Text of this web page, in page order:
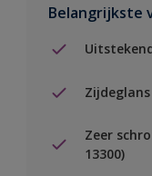
Belangrijkste
Zeer
13300)